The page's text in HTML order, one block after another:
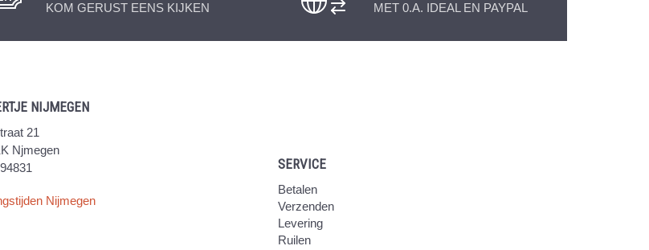
KOM GERUST EENS KIJKEN MET 0.A. IDEAL EN PAYPAL
NIJMEGEN
21
Njmegen
Nijmegen
SERVICE
Betalen
Verzenden
Levering
Ruilen